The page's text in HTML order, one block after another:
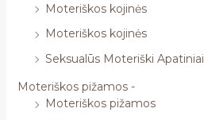
Moteriškos kojinės
Moteriškos kojinės
Seksualūs Moteriški Apatiniai
Moteriškos pižamos -
Moteriškos pižamos